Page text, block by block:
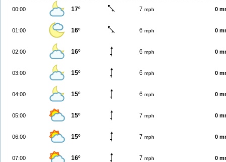
00:00 17º 7 mph 0
01:00 16º 6 mph 0
02:00 16º 6 mph 0
03:00 15º 6 mph 0
04:00 15º 6 mph 0
05:00 15º 7 mph 0
06:00 15º 7 mph 0
07:00 16º 7 mph 0